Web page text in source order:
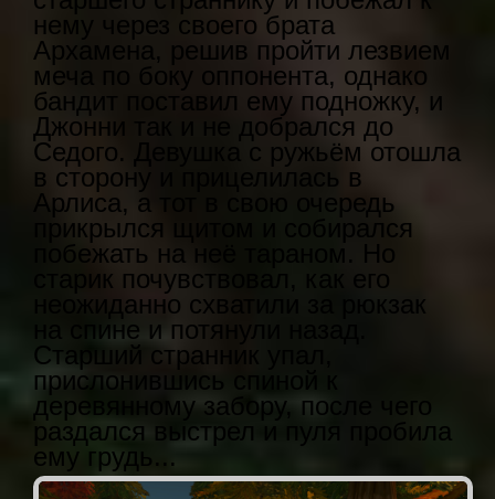
нему через своего брата
Архамена, решив пройти лезвием
меча по боку оппонента, однако
бандит поставил ему подножку, и
Джонни так и не добрался до
Седого. Девушка с ружьём отошла
в сторону и прицелилась в
Арлиса, а тот в свою очередь
прикрылся щитом и собирался
побежать на неё тараном. Но
старик почувствовал, как его
неожиданно схватили за рюкзак
на спине и потянули назад.
Старший странник упал,
прислонившись спиной к
деревянному забору, после чего
раздался выстрел и пуля пробила
ему грудь...